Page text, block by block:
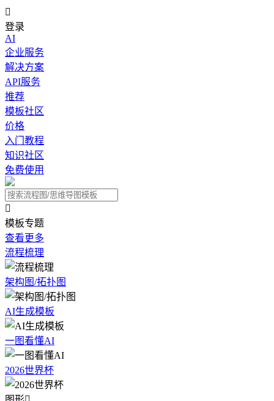

登录
AI
企业服务
解决方案
API服务
推荐
模板社区
价格
入门教程
知识社区
免费使用

模板专题
查看更多
流程梳理
架构图/拓扑图
AI生成模板
一图看懂AI
2026世界杯